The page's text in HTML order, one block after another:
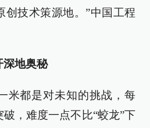
创技术策源地。”中国工程
深地奥秘
米都是对未知的挑战，每
，难度一点不比“蛟龙”下